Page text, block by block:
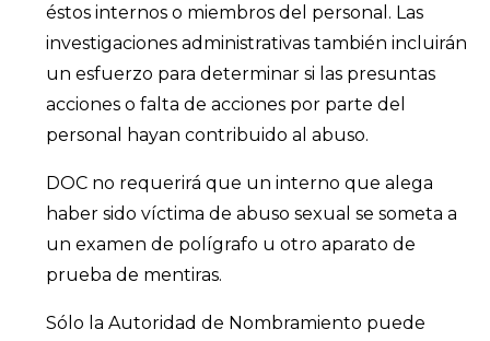
éstos internos o miembros del personal. Las
investigaciones administrativas también incluirán
un esfuerzo para determinar si las presuntas
acciones o falta de acciones por parte del
personal hayan contribuido al abuso.
DOC no requerirá que un interno que alega
haber sido víctima de abuso sexual se someta a
un examen de polígrafo u otro aparato de
prueba de mentiras.
Sólo la Autoridad de Nombramiento puede